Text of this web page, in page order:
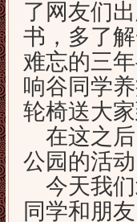
了网友们
书，多了
难忘的三
响谷同学
轮椅送大家
在这之后
公园的活
今天我们
同学和朋